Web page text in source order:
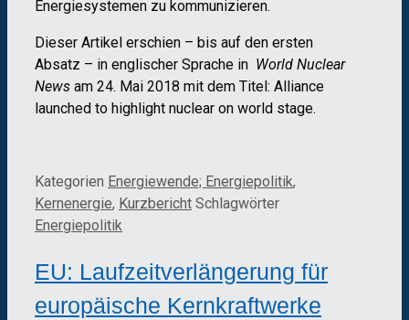
Energiesystemen zu kommunizieren.
Dieser Artikel erschien – bis auf den ersten
Absatz – in englischer Sprache in World Nuclear
News am 24. Mai 2018 mit dem Titel: Alliance
launched to highlight nuclear on world stage.
Kategorien Energiewende; Energiepolitik,
Kernenergie, Kurzbericht Schlagwörter
Energiepolitik
EU: Laufzeitverlängerung für
europäische Kernkraftwerke